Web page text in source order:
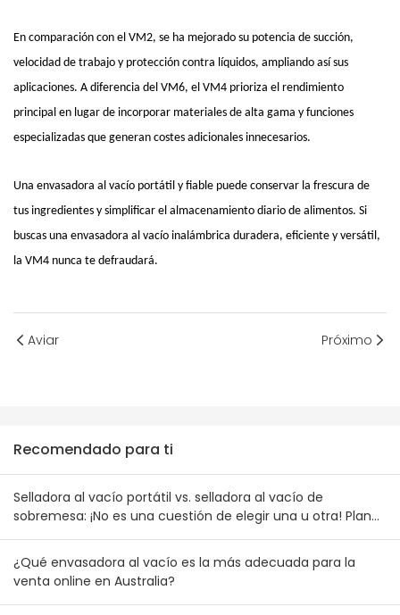
En comparación con el VM2, se ha mejorado su potencia de succión,
velocidad de trabajo y protección contra líquidos, ampliando así sus
aplicaciones. A diferencia del VM6, el VM4 prioriza el rendimiento
principal en lugar de incorporar materiales de alta gama y funciones
especializadas que generan costes adicionales innecesarios.
Una envasadora al vacío portátil y fiable puede conservar la frescura de
tus ingredientes y simplificar el almacenamiento diario de alimentos. Si
buscas una envasadora al vacío inalámbrica duradera, eficiente y versátil,
la VM4 nunca te defraudará.
Aviar Próximo
Recomendado para ti
Selladora al vacío portátil vs. selladora al vacío de
sobremesa: ¡No es una cuestión de elegir una u otra! Plan
de combinación de inventario para mayoristas australianos
y neozelandeses
¿Qué envasadora al vacío es la más adecuada para la
venta online en Australia?